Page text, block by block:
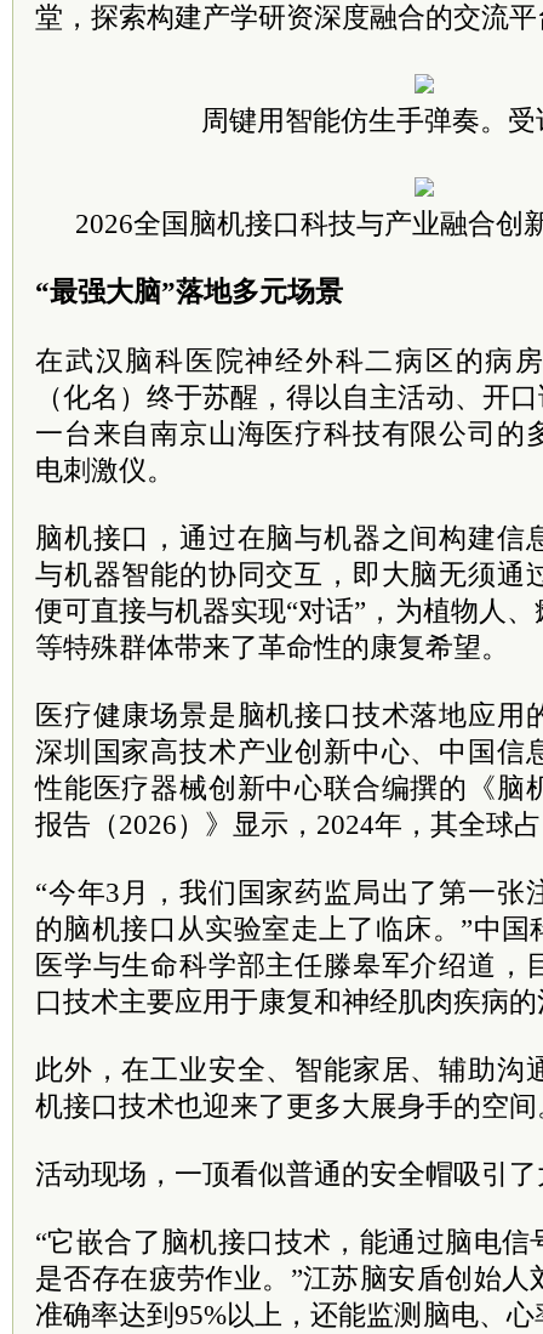
堂，探索构建产学研资深度融合的交流
周键用智能仿生手弹奏。
2026全国脑机接口科技与产业融合创
“最强大脑”落地多元场景
在武汉脑科医院神经外科二病区的病
（化名）终于苏醒，得以自主活动、开
一台来自南京山海医疗科技有限公司的
电刺激仪。
脑机接口，通过在脑与机器之间构建信
与机器智能的协同交互，即大脑无须通
便可直接与机器实现“对话”，为植物人
等特殊群体带来了革命性的康复希望。
医疗健康场景是脑机接口技术落地应用
深圳国家高技术产业创新中心、中国信
性能医疗器械创新中心联合编撰的《脑
报告（2026）》显示，2024年，其全球
“今年3月，我们国家药监局出了第一张
的脑机接口从实验室走上了临床。”中
医学与生命科学部主任滕皋军介绍道，
口技术主要应用于康复和神经肌肉疾病
此外，在工业安全、智能家居、辅助沟
机接口技术也迎来了更多大展身手的空间
活动现场，一顶看似普通的安全帽吸引
“它嵌合了脑机接口技术，能通过脑电
是否存在疲劳作业。”江苏脑安盾创始
准确率达到95%以上，还能监测脑电、